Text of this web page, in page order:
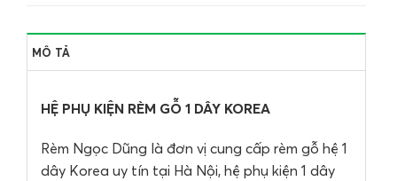
MÔ TẢ
HỆ PHỤ KIỆN RÈM GỖ 1 DÂY KOREA
Rèm Ngọc Dũng là đơn vị cung cấp rèm gỗ hệ 1
dây Korea uy tín tại Hà Nội, hệ phụ kiện 1 dây